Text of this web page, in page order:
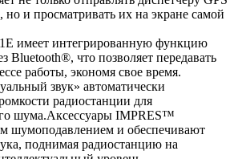
но и просматривать их на экране самой
имеет интегрированную функцию
Bluetooth®, что позволяет передавать
работы, экономя свое время.
звук» автоматически
радиостанции для
шума.Аксессуары IMPRES™
шумоподавлением и обеспечивают
поднимая радиостанцию на